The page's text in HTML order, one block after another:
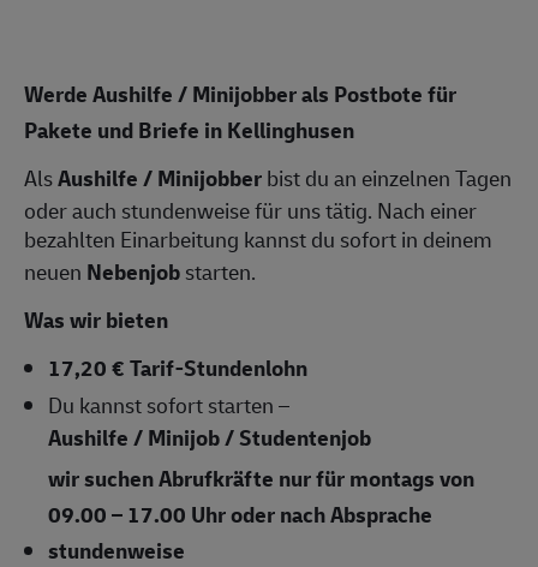
Werde Aushilfe / Minijobber als Postbote für
Pakete und Briefe in Kellinghusen
AlsAushilfe / Minijobberbist du an einzelnen Tagen
oder auch stundenweise für uns tätig. Nach einer
bezahlten Einarbeitung kannst du sofort in deinem
neuen Nebenjobstarten.
Was wir bieten
17,20 € Tarif-Stundenlohn
Du kannst sofort starten –
Aushilfe / Minijob / Studentenjob
wir suchen Abrufkräfte nur für montags von
09.00 – 17.00 Uhr oder nach Absprache
stundenweise